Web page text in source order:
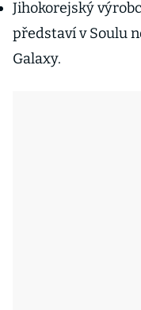
Jihokorejský
představí v Soulu
Galaxy.